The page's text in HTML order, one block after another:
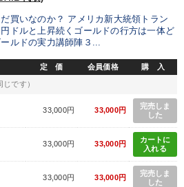
買いなのか？ アメリカ新大統領トラン
ドルと上昇続くゴールドの行方は一体ど
ルドの実力講師陣３...
定 価 会員価格 購 入
です）
33,000円 33,000円
完売しま
した
33,000円 33,000円
カートに
入れる
33,000円 33,000円
完売しま
した